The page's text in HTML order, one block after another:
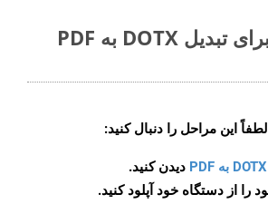
مراحل ساده برای تبدیل DOTX به PDF
لطفاً این مراحل را دنبال کنید:
DOTX به PDF
دیدن کنید.